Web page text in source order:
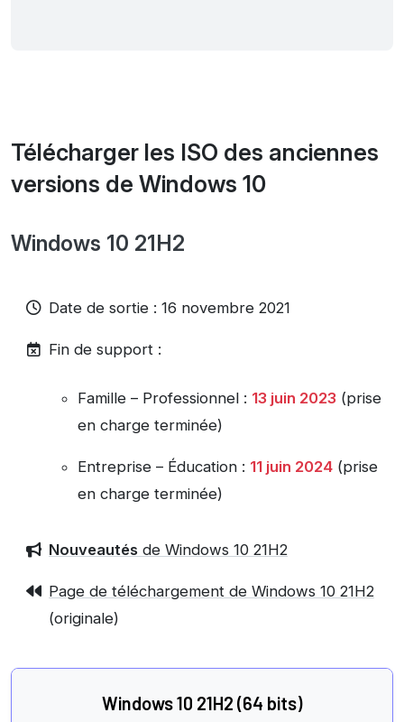
Télécharger les ISO des anciennes
versions de Windows 10
Windows 10 21H2
Date de sortie : 16 novembre 2021
Fin de support :
Famille – Professionnel : 13 juin 2023 (prise
en charge terminée)
Entreprise – Éducation : 11 juin 2024 (prise
en charge terminée)
Nouveautés de Windows 10 21H2
Page de téléchargement de Windows 10 21H2
(originale)
Windows 10 21H2 (64 bits)